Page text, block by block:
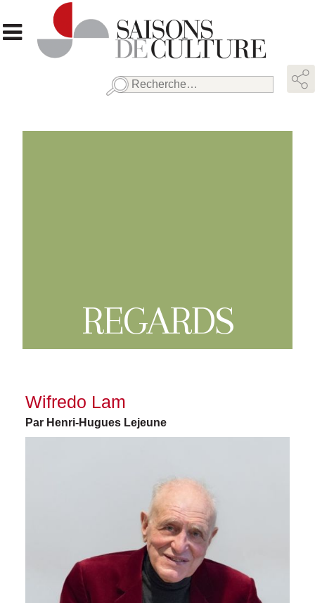
Rechercher :
REGARDS
Wifredo Lam
Par Henri-Hugues Lejeune